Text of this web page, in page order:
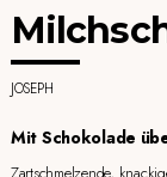
JOSEPH
Mit Schokolade
Zartschmelzende,